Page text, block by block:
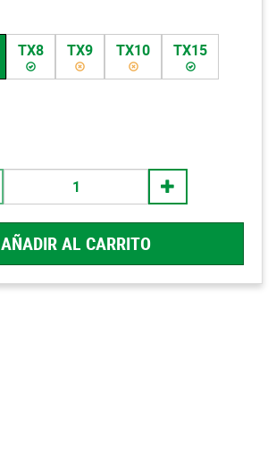
TX8 TX9 TX10 TX15
AÑADIR AL CARRITO